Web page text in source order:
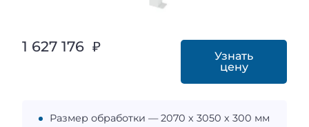
1 627 176 ₽
Узнать
цену
Размер обработки — 2070 х 3050 х 300 мм